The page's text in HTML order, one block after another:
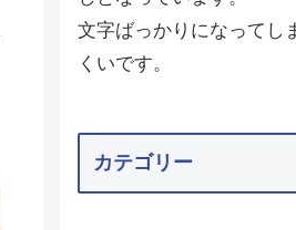
文字ばっかりになってし
くいです。
カテゴリー